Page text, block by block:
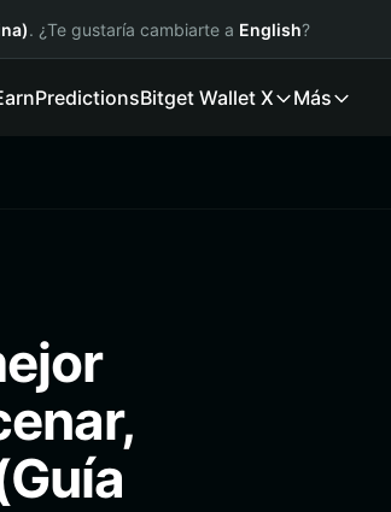
. ¿Te gustaría cambiarte a English?
PredictionsBitget Wallet X Más